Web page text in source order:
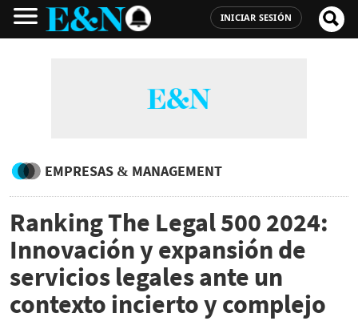
INICIAR SESIÓN
EMPRESAS & MANAGEMENT
Ranking The Legal 500 2024:
Innovación y expansión de
servicios legales ante un
contexto incierto y complejo